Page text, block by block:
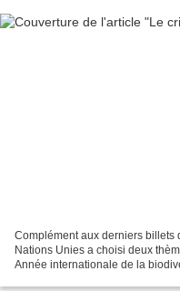
Complément aux derniers billets
Nations Unies a choisi deux
Année internationale de la